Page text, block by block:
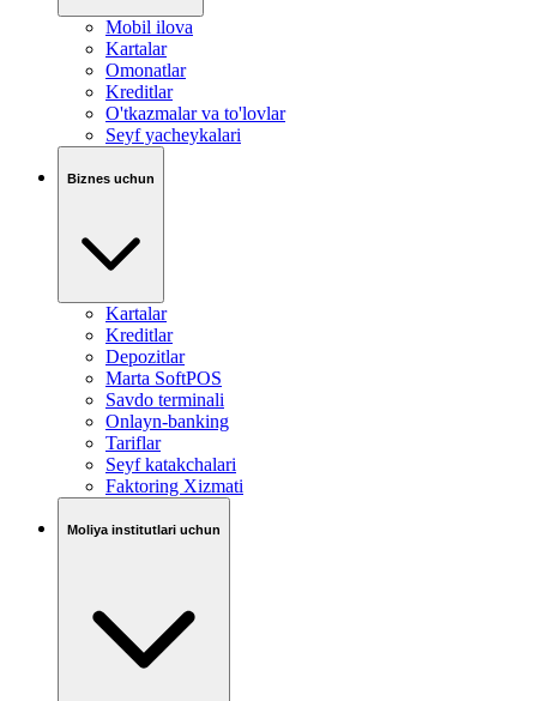
Mobil ilova
Kartalar
Omonatlar
Kreditlar
O'tkazmalar va to'lovlar
Seyf yacheykalari
Biznes uchun
Kartalar
Kreditlar
Depozitlar
Marta SoftPOS
Savdo terminali
Onlayn-banking
Tariflar
Seyf katakchalari
Faktoring Xizmati
Moliya institutlari uchun